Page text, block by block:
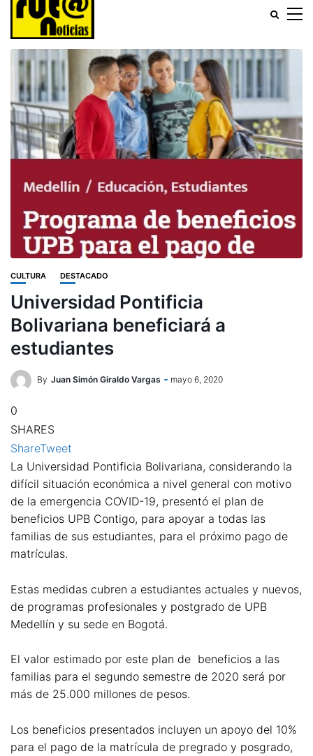
CULTURA DESTACADO
Universidad Pontificia
Bolivariana beneficiará a
estudiantes
By Juan Simón Giraldo Vargas mayo 6, 2020
0
SHARES
ShareTweet
La Universidad Pontificia Bolivariana, considerando la
difícil situación económica a nivel general con motivo
de la emergencia COVID-19, presentó el plan de
beneficios UPB Contigo, para apoyar a todas las
familias de sus estudiantes, para el próximo pago de
matrículas.
Estas medidas cubren a estudiantes actuales y nuevos,
de programas profesionales y postgrado de UPB
Medellín y su sede en Bogotá.
El valor estimado por este plan de beneficios a las
familias para el segundo semestre de 2020 será por
más de 25.000 millones de pesos.
Los beneficios presentados incluyen un apoyo del 10%
para el pago de la matrícula de pregrado y posgrado,